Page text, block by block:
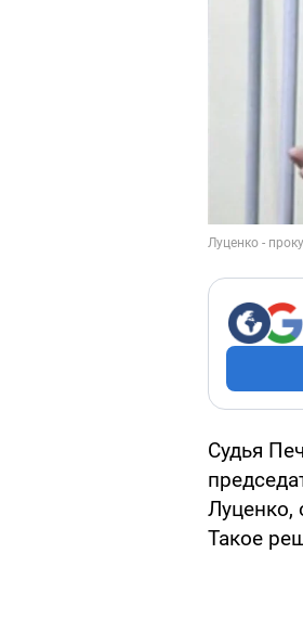
Судья
Луценко,
Такое